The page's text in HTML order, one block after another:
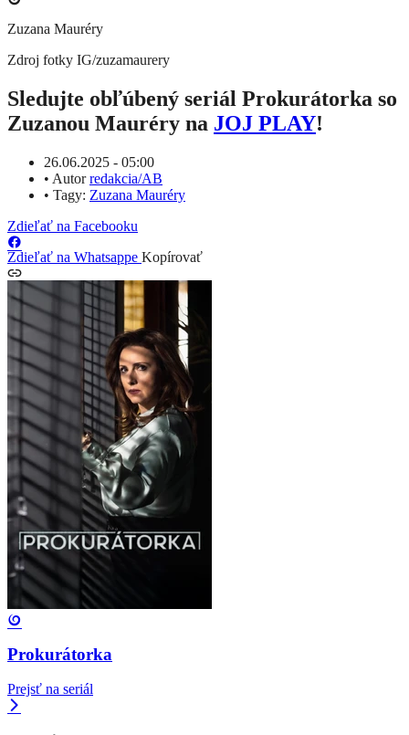
Zuzana Mauréry
Zdroj fotky IG/zuzamaurery
​Sledujte obľúbený seriál Prokurátorka so
Zuzanou Mauréry na JOJ PLAY!
26.06.2025 - 05:00
• Autorredakcia/AB
• Tagy: Zuzana Mauréry
Zdieľať na Facebooku
Zdieľať na Whatsappe Kopírovať
Prokurátorka
Prejsť na seriál